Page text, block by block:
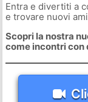
Entra e divertiti a
e trovare nuovi
Scopri la nostra
come incontri con